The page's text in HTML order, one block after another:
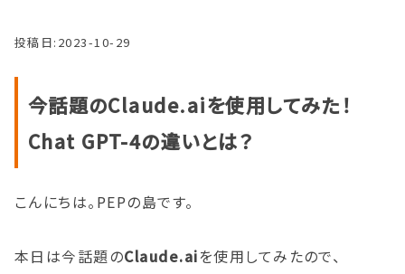
投稿日: 2023-10-29
今話題のClaude.aiを使用してみた！
Chat GPT-4の違いとは？
こんにちは。PEPの島です。
本日は今話題のClaude.aiを使用してみたので、